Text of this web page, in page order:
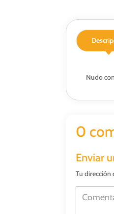
Nudo
0
Enviar
Tu dirección